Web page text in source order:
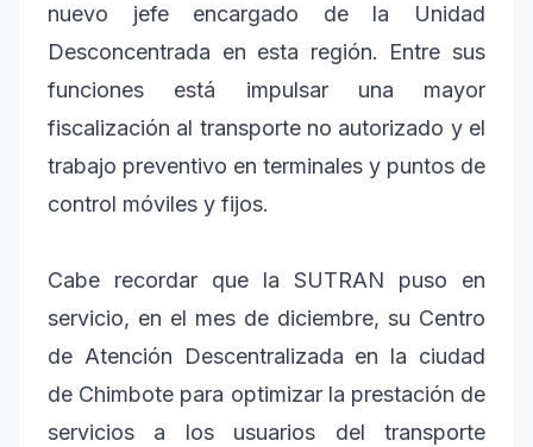
nuevo jefe encargado de la Unidad
Desconcentrada en esta región. Entre sus
funciones está impulsar una mayor
fiscalización al transporte no autorizado y el
trabajo preventivo en terminales y puntos de
control móviles y fijos.
Cabe recordar que la SUTRAN puso en
servicio, en el mes de diciembre, su Centro
de Atención Descentralizada en la ciudad
de Chimbote para optimizar la prestación de
servicios a los usuarios del transporte